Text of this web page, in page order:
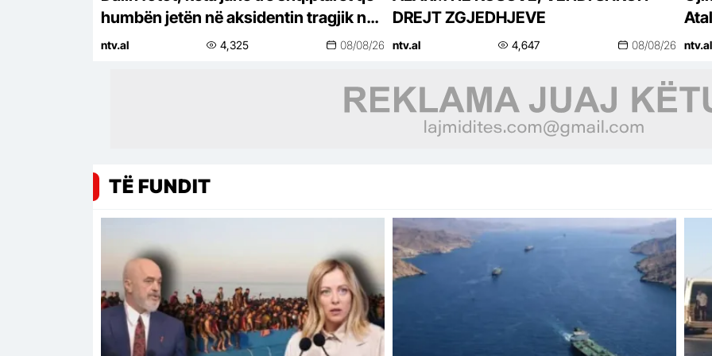
humbën jetën në aksidentin tragjik në
Gjermani
ntv.al 4,325 08/08/26
DREJT ZGJEDHJEVE
ntv.al 4,647 08/08/26 ntv.al
TË FUNDIT